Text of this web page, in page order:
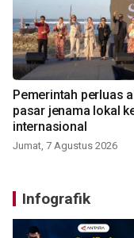
Pemerintah perluas
pasar jenama lokal
internasional
Jumat, 7 Agustus 2026
Infografik